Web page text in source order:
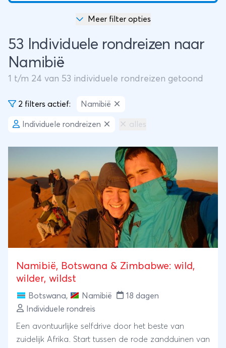
Meer filter opties
53 Individuele rondreizen naar
Namibië
1 t/m 24 van 53 individuele rondreizen getoond
2 filters actief: Namibië
Individuele rondreizen alles
Namibië, Botswana & Zimbabwe: wild,
wilder, wildst
Botswana, Namibië
18 dagen
Individuele rondreis
Een avontuurlijke selfdrive door het beste van
zuidelijk Afrika. Start tussen de rode zandduinen van